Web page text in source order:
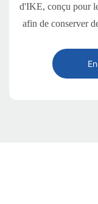
d'IKE, conçu pour
afin de conserver
plus encore -